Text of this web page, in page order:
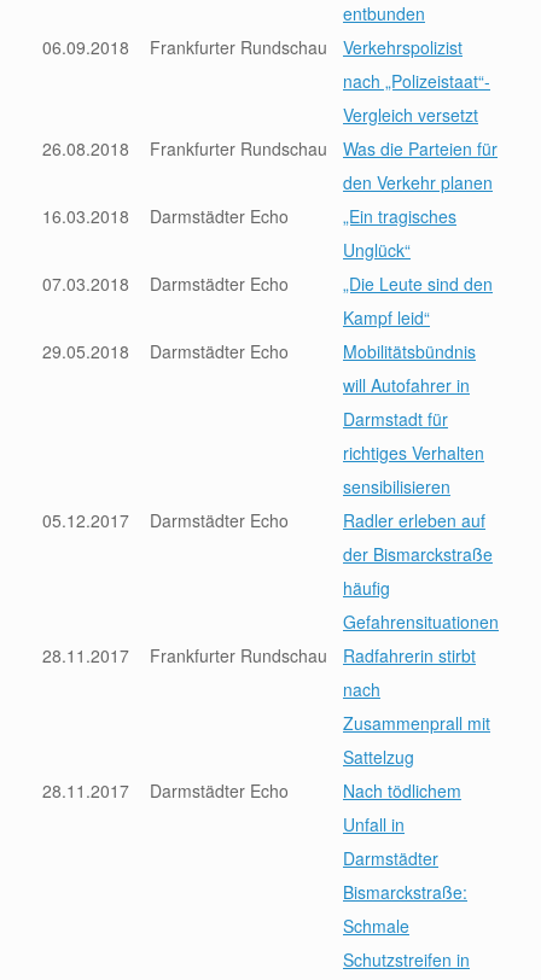
entbunden
06.09.2018
Frankfurter Rundschau
Verkehrspolizist
nach „Polizeistaat“-
Vergleich versetzt
26.08.2018
Frankfurter Rundschau
Was die Parteien für
den Verkehr planen
16.03.2018
Darmstädter Echo
„Ein tragisches
Unglück“
07.03.2018
Darmstädter Echo
„Die Leute sind den
Kampf leid“
29.05.2018
Darmstädter Echo
Mobilitätsbündnis
will Autofahrer in
Darmstadt für
richtiges Verhalten
sensibilisieren
05.12.2017
Darmstädter Echo
Radler erleben auf
der Bismarckstraße
häufig
Gefahrensituationen
28.11.2017 Frankfurter Rundschau
Radfahrerin stirbt
nach
Zusammenprall mit
Sattelzug
28.11.2017
Darmstädter Echo
Nach tödlichem
Unfall in
Darmstädter
Bismarckstraße:
Schmale
Schutzstreifen in